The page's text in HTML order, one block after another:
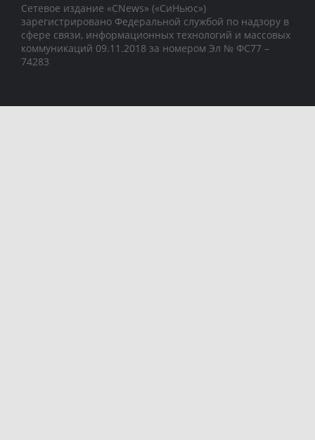
Сетевое издание «CNews» («СиНьюс»)
зарегистрировано Федеральной службой по надзору в
сфере связи, информационных технологий и массовых
коммуникаций 09.11.2018 за номером Эл № ФС77 –
74283